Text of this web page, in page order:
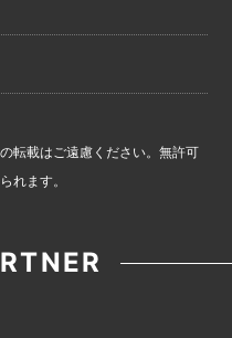
転載はご遠慮ください。無許可
れます。